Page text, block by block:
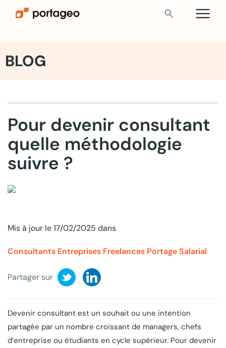
search menu
BLOG
Pour devenir consultant
quelle méthodologie
suivre ?
Mis à jour le 17/02/2025 dans
Consultants Entreprises Freelances Portage Salarial
Partager sur
Devenir consultant est un souhait ou une intention
partagée par un nombre croissant de managers, chefs
d’entreprise ou étudiants en cycle supérieur. Pour devenir